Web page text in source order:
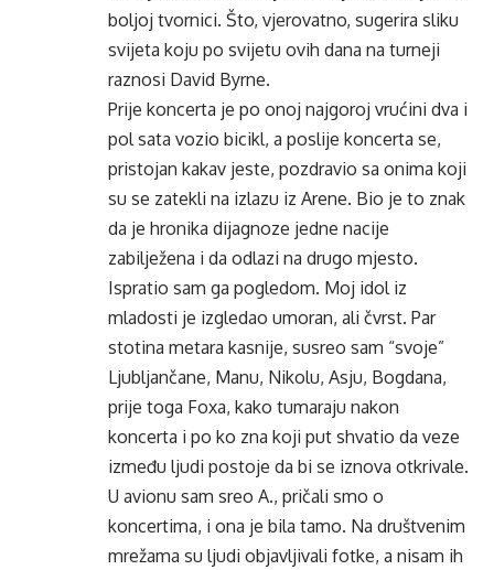
boljoj tvornici. Što, vjerovatno, sugerira sliku
svijeta koju po svijetu ovih dana na turneji
raznosi David Byrne.
Prije koncerta je po onoj najgoroj vrućini dva i
pol sata vozio bicikl, a poslije koncerta se,
pristojan kakav jeste, pozdravio sa onima koji
su se zatekli na izlazu iz Arene. Bio je to znak
da je hronika dijagnoze jedne nacije
zabilježena i da odlazi na drugo mjesto.
Ispratio sam ga pogledom. Moj idol iz
mladosti je izgledao umoran, ali čvrst. Par
stotina metara kasnije, susreo sam “svoje”
Ljubljančane, Manu, Nikolu, Asju, Bogdana,
prije toga Foxa, kako tumaraju nakon
koncerta i po ko zna koji put shvatio da veze
između ljudi postoje da bi se iznova otkrivale.
U avionu sam sreo A., pričali smo o
koncertima, i ona je bila tamo. Na društvenim
mrežama su ljudi objavljivali fotke, a nisam ih